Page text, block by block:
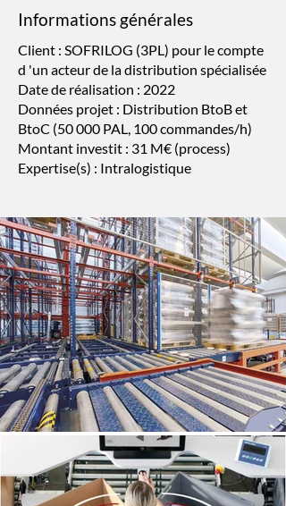
Informations générales
Client : SOFRILOG (3PL) pour le compte
d 'un acteur de la distribution spécialisée
Date de réalisation : 2022
Données projet : Distribution BtoB et
BtoC (50 000 PAL, 100 commandes/h)
Montant investit : 31 M€ (process)
Expertise(s) : Intralogistique